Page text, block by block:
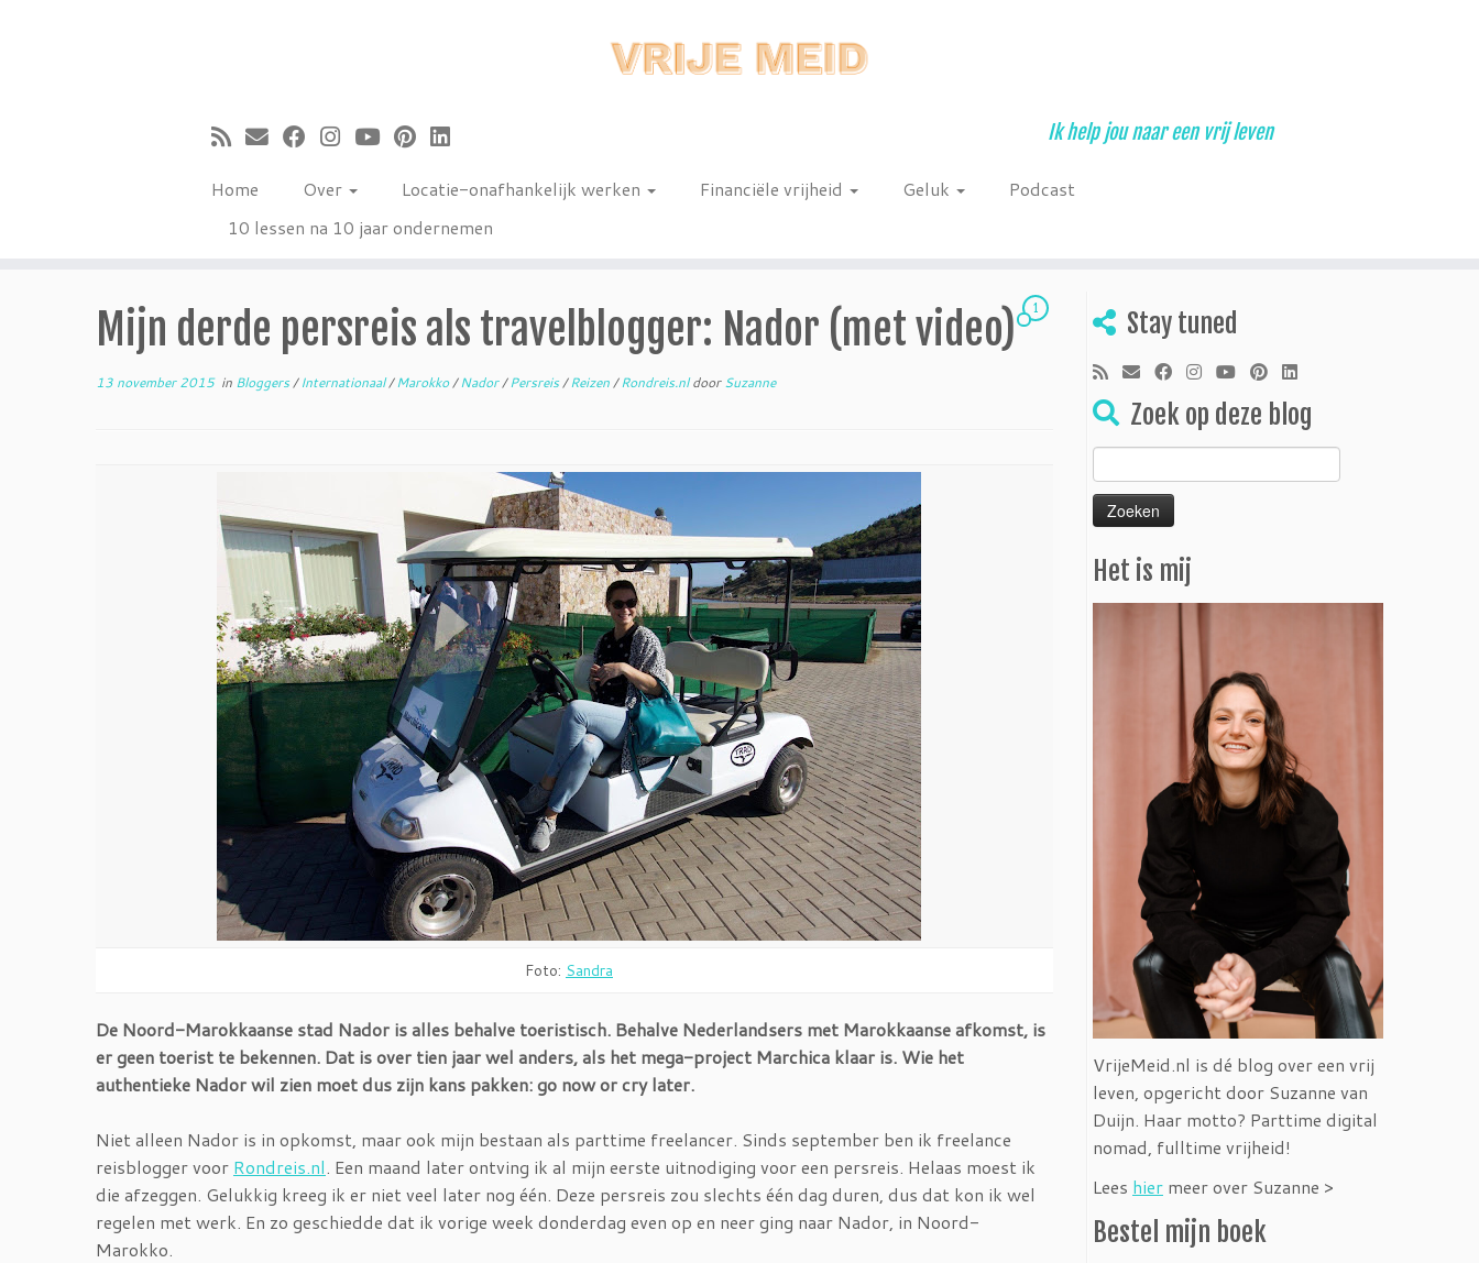
Ik help jou naar een vrij leven
Home Over Locatie-onafhankelijk werken Financiële vrijheid Geluk
Podcast
10 lessen na 10 jaar ondernemen
Mijn derde persreis als travelblogger: Nador (met video) 1
13 november 2015in Bloggers/Internationaal/Marokko/Nador/Persreis/Reizen/Rondreis.nldoorSuzanne
Foto: Sandra
De Noord-Marokkaanse stad Nador is alles behalve toeristisch. Behalve Nederlandsers met Marokkaanse afkomst, is
er geen toerist te bekennen. Dat is over tien jaar wel anders, als het mega-project Marchica klaar is. Wie het
authentieke Nador wil zien moet dus zijn kans pakken: go now or cry later.
Niet alleen Nador is in opkomst, maar ook mijn bestaan als parttime freelancer. Sinds september ben ik freelance
reisblogger voor Rondreis.nl. Een maand later ontving ik al mijn eerste uitnodiging voor een persreis. Helaas moest ik
die afzeggen. Gelukkig kreeg ik er niet veel later nog één. Deze persreis zou slechts één dag duren, dus dat kon ik wel
regelen met werk. En zo geschiedde dat ik vorige week donderdag even op en neer ging naar Nador, in Noord-
Marokko.
Stay tuned
Zoek op deze blog
Zoeken
naar:
Het is mij
VrijeMeid.nl is dé blog over een vrij
leven, opgericht door Suzanne van
Duijn. Haar motto? Parttime digital
nomad, fulltime vrijheid!
Lees hier meer over Suzanne >
Bestel mijn boek